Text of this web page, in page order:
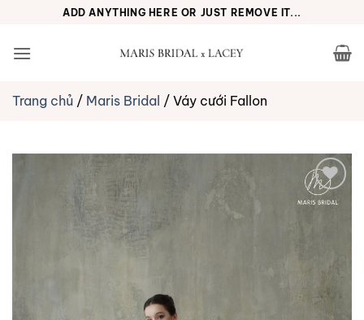
nội
ADD ANYTHING HERE OR JUST REMOVE IT...
Trang chủ / Maris Bridal / Váy cưới Fallon
Yêu